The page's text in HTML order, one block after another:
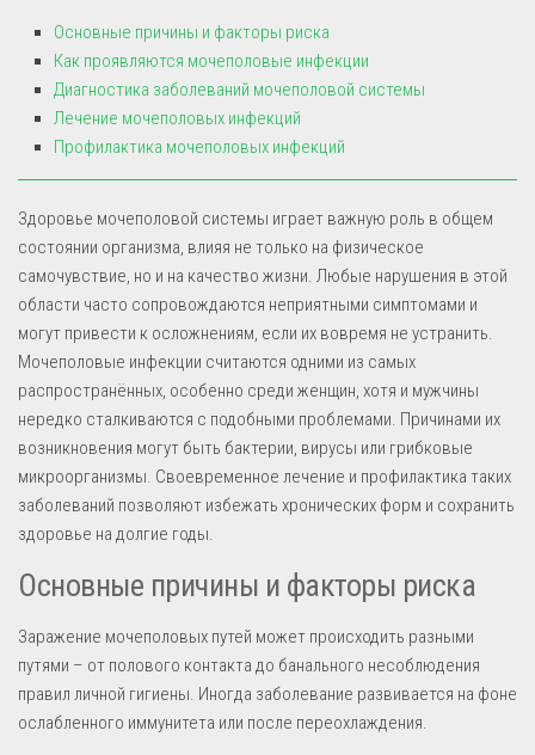
Основные причины и факторы риска
Как проявляются мочеполовые инфекции
Диагностика заболеваний мочеполовой системы
Лечение мочеполовых инфекций
Профилактика мочеполовых инфекций
Здоровье мочеполовой системы играет важную роль в общем
состоянии организма, влияя не только на физическое
самочувствие, но и на качество жизни. Любые нарушения в этой
области часто сопровождаются неприятными симптомами и
могут привести к осложнениям, если их вовремя не устранить.
Мочеполовые инфекции считаются одними из самых
распространённых, особенно среди женщин, хотя и мужчины
нередко сталкиваются с подобными проблемами. Причинами их
возникновения могут быть бактерии, вирусы или грибковые
микроорганизмы. Своевременное лечение и профилактика таких
заболеваний позволяют избежать хронических форм и сохранить
здоровье на долгие годы.
Основные причины и факторы риска
Заражение мочеполовых путей может происходить разными
путями – от полового контакта до банального несоблюдения
правил личной гигиены. Иногда заболевание развивается на фоне
ослабленного иммунитета или после переохлаждения.